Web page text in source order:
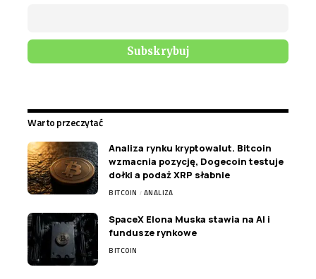
Warto przeczytać
Analiza rynku kryptowalut. Bitcoin
wzmacnia pozycję, Dogecoin testuje
dołki a podaż XRP słabnie
BITCOIN ANALIZA
SpaceX Elona Muska stawia na AI i
fundusze rynkowe
BITCOIN